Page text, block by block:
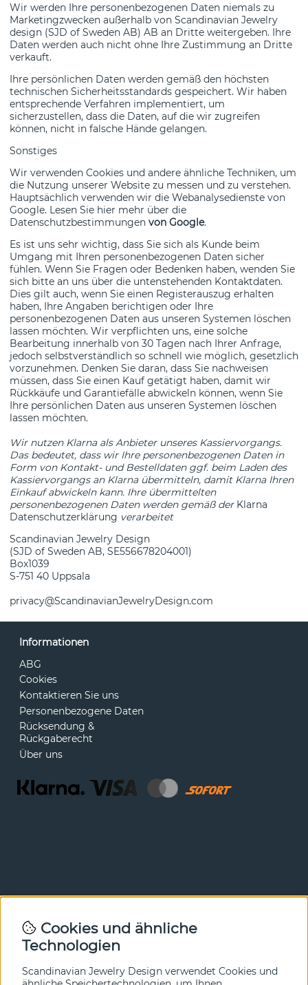
Wir werden Ihre personenbezogenen Daten niemals zu
Marketingzwecken außerhalb von Scandinavian Jewelry
design (SJD of Sweden AB) AB an Dritte weitergeben. Ihre
Daten werden auch nicht ohne Ihre Zustimmung an Dritte
verkauft.
Ihre persönlichen Daten werden gemäß den höchsten
technischen Sicherheitsstandards gespeichert. Wir haben
entsprechende Verfahren implementiert, um
sicherzustellen, dass die Daten, auf die wir zugreifen
können, nicht in falsche Hände gelangen.
Sonstiges
Wir verwenden Cookies und andere ähnliche Techniken, um
die Nutzung unserer Website zu messen und zu verstehen.
Hauptsächlich verwenden wir die Webanalysedienste von
Google. Lesen Sie hier mehr über die
Datenschutzbestimmungen von Google.
Es ist uns sehr wichtig, dass Sie sich als Kunde beim
Umgang mit Ihren personenbezogenen Daten sicher
fühlen. Wenn Sie Fragen oder Bedenken haben, wenden Sie
sich bitte an uns über die untenstehenden Kontaktdaten.
Dies gilt auch, wenn Sie einen Registerauszug erhalten
haben, Ihre Angaben berichtigen oder Ihre
personenbezogenen Daten aus unseren Systemen löschen
lassen möchten. Wir verpflichten uns, eine solche
Bearbeitung innerhalb von 30 Tagen nach Ihrer Anfrage,
jedoch selbstverständlich so schnell wie möglich, gesetzlich
vorzunehmen. Denken Sie daran, dass Sie nachweisen
müssen, dass Sie einen Kauf getätigt haben, damit wir
Rückkäufe und Garantiefälle abwickeln können, wenn Sie
Ihre persönlichen Daten aus unseren Systemen löschen
lassen möchten.
Wir nutzen Klarna als Anbieter unseres Kassiervorgangs.
Das bedeutet, dass wir Ihre personenbezogenen Daten in
Form von Kontakt- und Bestelldaten ggf. beim Laden des
Kassiervorgangs an Klarna übermitteln, damit Klarna Ihren
Einkauf abwickeln kann. Ihre übermittelten
personenbezogenen Daten werden gemäß der Klarna
Datenschutzerklärung verarbeitet
Scandinavian Jewelry Design
(SJD of Sweden AB, SE556678204001)
Box1039
S-751 40 Uppsala
privacy@ScandinavianJewelryDesign.com
Informationen
ABG
Cookies
Kontaktieren Sie uns
Personenbezogene Daten
Rücksendung &
Rückgaberecht
Über uns
Newsletter
In unserem Newsletter erfahren Sie vor allen anderen
hier an.
Cookies und ähnliche
Technologien
Scandinavian Jewelry Design verwendet Cookies und